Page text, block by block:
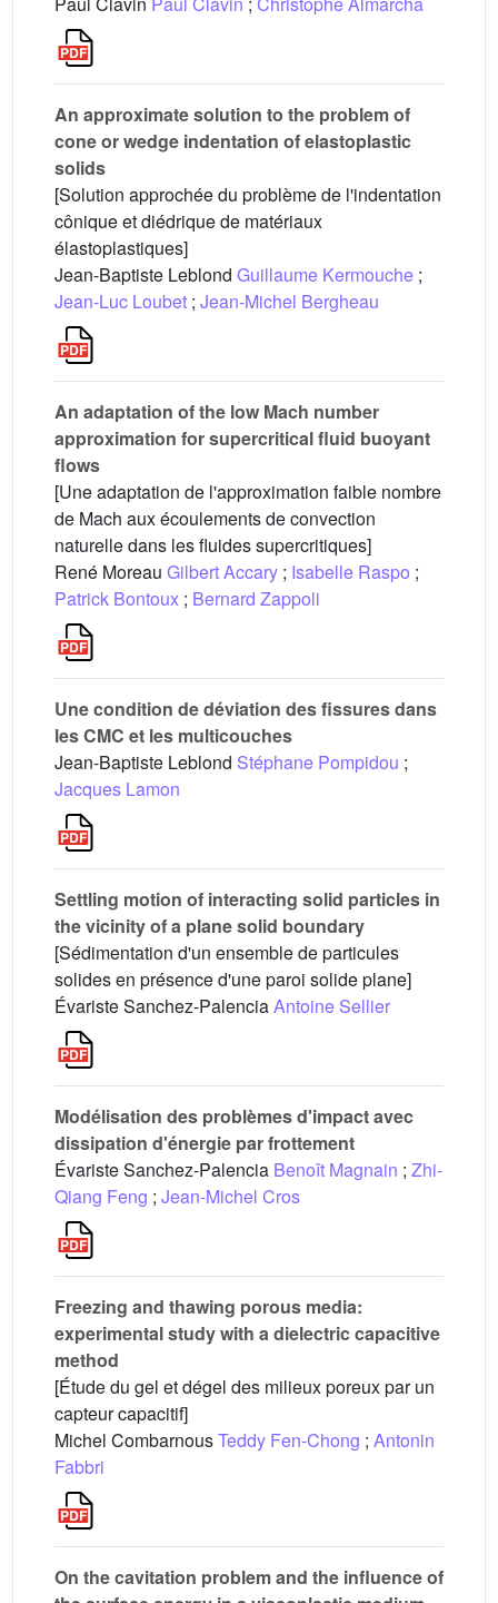
An approximate solution to the problem of
cone or wedge indentation of elastoplastic
solids
[Solution approchée du problème de l'indentation
cônique et diédrique de matériaux
élastoplastiques]
Jean-Baptiste Leblond Guillaume Kermouche ;
Jean-Luc Loubet ; Jean-Michel Bergheau
An adaptation of the low Mach number
approximation for supercritical fluid buoyant
flows
[Une adaptation de l'approximation faible nombre
de Mach aux écoulements de convection
naturelle dans les fluides supercritiques]
René Moreau Gilbert Accary ; Isabelle Raspo ;
Patrick Bontoux ; Bernard Zappoli
Une condition de déviation des fissures dans
les CMC et les multicouches
Jean-Baptiste Leblond Stéphane Pompidou ;
Jacques Lamon
Settling motion of interacting solid particles in
the vicinity of a plane solid boundary
[Sédimentation d'un ensemble de particules
solides en présence d'une paroi solide plane]
Évariste Sanchez-PalenciaAntoine Sellier
Modélisation des problèmes d'impact avec
dissipation d'énergie par frottement
Évariste Sanchez-Palencia Benoît Magnain ; Zhi-
Qiang Feng ; Jean-Michel Cros
Freezing and thawing porous media:
experimental study with a dielectric capacitive
method
[Étude du gel et dégel des milieux poreux par un
capteur capacitif]
Michel CombarnousTeddy Fen-Chong ; Antonin
Fabbri
On the cavitation problem and the influence of